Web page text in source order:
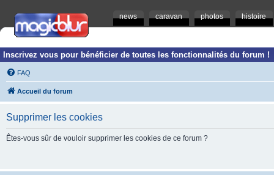
news caravan photos histoire
Inscrivez vous pour bénéficier de toutes les fonctionnalités du forum !
FAQ
Accueil du forum
Supprimer les cookies
Êtes-vous sûr de vouloir supprimer les cookies de ce forum ?